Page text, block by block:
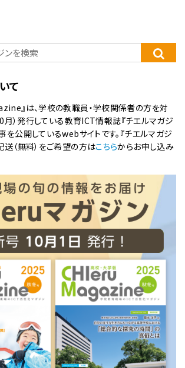
て
』は、学校の教職員・学校関係者の方を対
月）発行している教育ICT情報誌『チエルマガジ
を公開しているwebサイトです。『チエルマガジ
送（無料）をご希望の方はこちらからお申し込み